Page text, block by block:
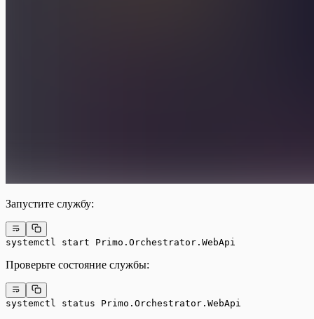
Запустите службу:
systemctl start Primo.Orchestrator.WebApi
Проверьте состояние службы:
systemctl status Primo.Orchestrator.WebApi